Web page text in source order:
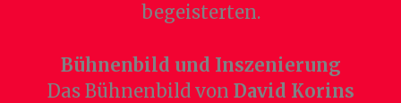
begeisterten.
Bühnenbild und Inszenierung
Das Bühnenbild von David Korins